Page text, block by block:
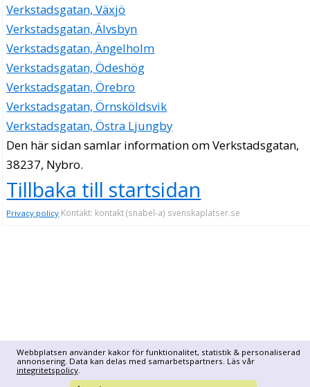
Webbplatsen använder kakor för funktionalitet, statistik & personaliserad
annonsering. Data kan delas med samarbetspartners. Läs vår
integritetspolicy.
Verkstadsgatan, Växjö
Verkstadsgatan, Älvsbyn
Verkstadsgatan, Ängelholm
Verkstadsgatan, Ödeshög
Verkstadsgatan, Örebro
Verkstadsgatan, Örnsköldsvik
Verkstadsgatan, Östra Ljungby
Den här sidan samlar information om Verkstadsgatan,
38237, Nybro.
Tillbaka till startsidan
Privacy policy Kontakt: kontakt (snabel-a) svenskaplatser.se